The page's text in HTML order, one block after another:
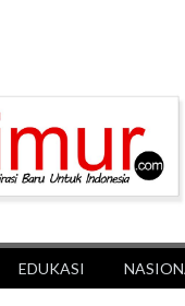
EDUKASI